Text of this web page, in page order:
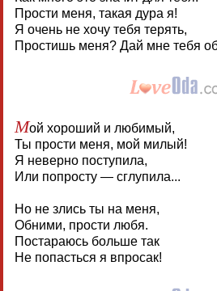
Прости меня, такая дура я!
Я очень не хочу тебя терять,
Простишь меня? Дай мне тебя
Мой хороший и любимый,
Ты прости меня, мой милый!
Я неверно поступила,
Или попросту — сглупила...
Но не злись ты на меня,
Обними, прости любя.
Постараюсь больше так
Не попасться я впросак!